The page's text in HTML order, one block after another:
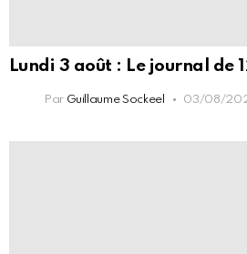
Lundi 3 août : Le journal de
Par Guillaume Sockeel 03/08/